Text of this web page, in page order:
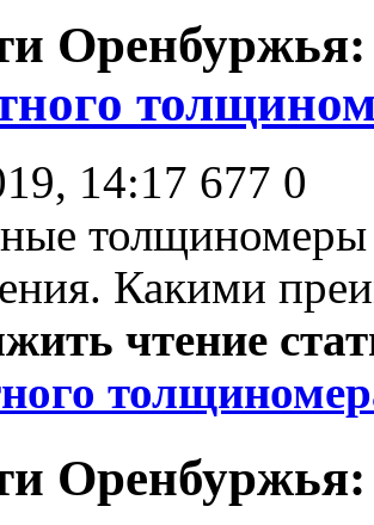
14:17 677 0
Какими
чтение